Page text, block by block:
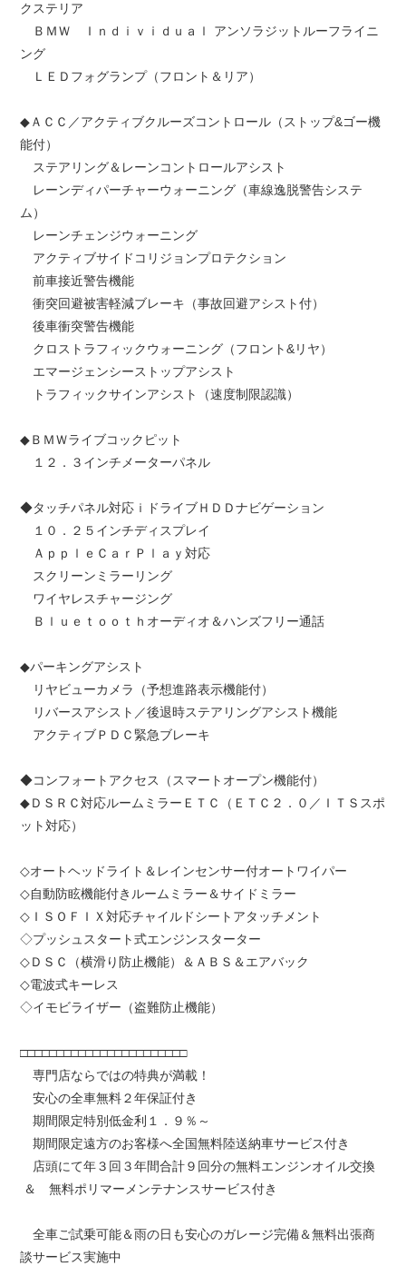
クステリア
ＢＭＷ Ｉｎｄｉｖｉｄｕａｌ アンソラジットルーフライニ
ング
ＬＥＤフォグランプ（フロント＆リア）
◆ＡＣＣ／アクティブクルーズコントロール（ストップ&ゴー機
能付）
ステアリング＆レーンコントロールアシスト
レーンディパーチャーウォーニング（車線逸脱警告システ
ム）
レーンチェンジウォーニング
アクティブサイドコリジョンプロテクション
前車接近警告機能
衝突回避被害軽減ブレーキ（事故回避アシスト付）
後車衝突警告機能
クロストラフィックウォーニング（フロント&リヤ）
エマージェンシーストップアシスト
トラフィックサインアシスト（速度制限認識）
◆ＢＭＷライブコックピット
１２．３インチメーターパネル
◆タッチパネル対応ｉドライブＨＤＤナビゲーション
１０．２５インチディスプレイ
ＡｐｐｌｅＣａｒＰｌａｙ対応
スクリーンミラーリング
ワイヤレスチャージング
Ｂｌｕｅｔｏｏｔｈオーディオ＆ハンズフリー通話
◆パーキングアシスト
リヤビューカメラ（予想進路表示機能付）
リバースアシスト／後退時ステアリングアシスト機能
アクティブＰＤＣ緊急ブレーキ
◆コンフォートアクセス（スマートオープン機能付）
◆ＤＳＲＣ対応ルームミラーＥＴＣ（ＥＴＣ２．０／ＩＴＳスポ
ット対応）
◇オートヘッドライト＆レインセンサー付オートワイパー
◇自動防眩機能付きルームミラー＆サイドミラー
◇ＩＳＯＦＩＸ対応チャイルドシートアタッチメント
◇プッシュスタート式エンジンスターター
◇ＤＳＣ（横滑り防止機能）＆ＡＢＳ＆エアバック
◇電波式キーレス
◇イモビライザー（盗難防止機能）
□□□□□□□□□□□□□□□□□□□□□□□
専門店ならではの特典が満載！
安心の全車無料２年保証付き
期間限定特別低金利１．９％～
期間限定遠方のお客様へ全国無料陸送納車サービス付き
店頭にて年３回３年間合計９回分の無料エンジンオイル交換
＆ 無料ポリマーメンテナンスサービス付き
全車ご試乗可能＆雨の日も安心のガレージ完備＆無料出張商
談サービス実施中